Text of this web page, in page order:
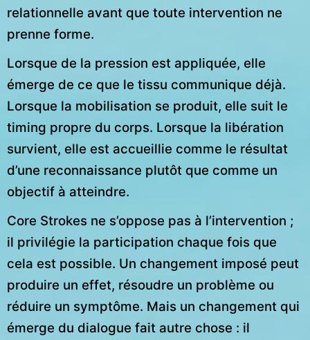
relationnelle avant que toute intervention ne
prenne forme.
Lorsque de la pression est appliquée, elle
émerge de ce que le tissu communique déjà.
Lorsque la mobilisation se produit, elle suit le
timing propre du corps. Lorsque la libération
survient, elle est accueillie comme le résultat
d’une reconnaissance plutôt que comme un
objectif à atteindre.
Core Strokes ne s’oppose pas à l’intervention ;
il privilégie la participation chaque fois que
cela est possible. Un changement imposé peut
produire un effet, résoudre un problème ou
réduire un symptôme. Mais un changement qui
émerge du dialogue fait autre chose : il